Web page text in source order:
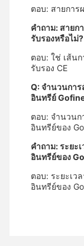
ตอบ: สายการ
คําถาม: สายก
รับรองหรือไม่?
ตอบ: ใช่ เส้น
รับรอง CE
Q: จํานวนกา
อินทรีย์
ตอบ: จํานวน
อินทรีย์ของ
คําถาม: ระยะ
อินทรีย์ของ
ตอบ: ระยะเว
อินทรีย์ของ